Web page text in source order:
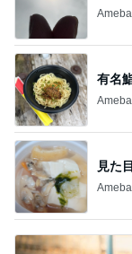
有名
見た